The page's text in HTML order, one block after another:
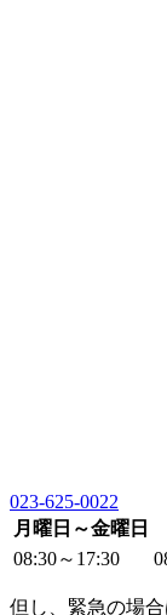
023-625-0022
月曜日～金曜日
08:30～17:30
但し、緊急の場